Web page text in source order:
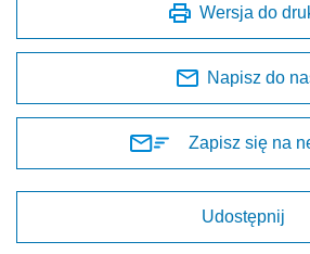
Wersja do
Napisz do
Zapisz się na
Udostępnij